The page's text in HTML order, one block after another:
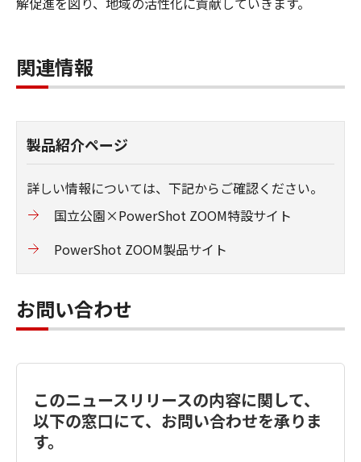
関連情報
製品紹介ページ
詳しい情報については、下記からご確認ください。
国立公園×PowerShot ZOOM特設サイト
PowerShot ZOOM製品サイト
お問い合わせ
このニュースリリースの内容に関して、
以下の窓口にて、お問い合わせを承りま
す。